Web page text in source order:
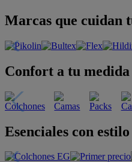
Marcas que cuidan
Confort a tu medida
Esenciales con estilo